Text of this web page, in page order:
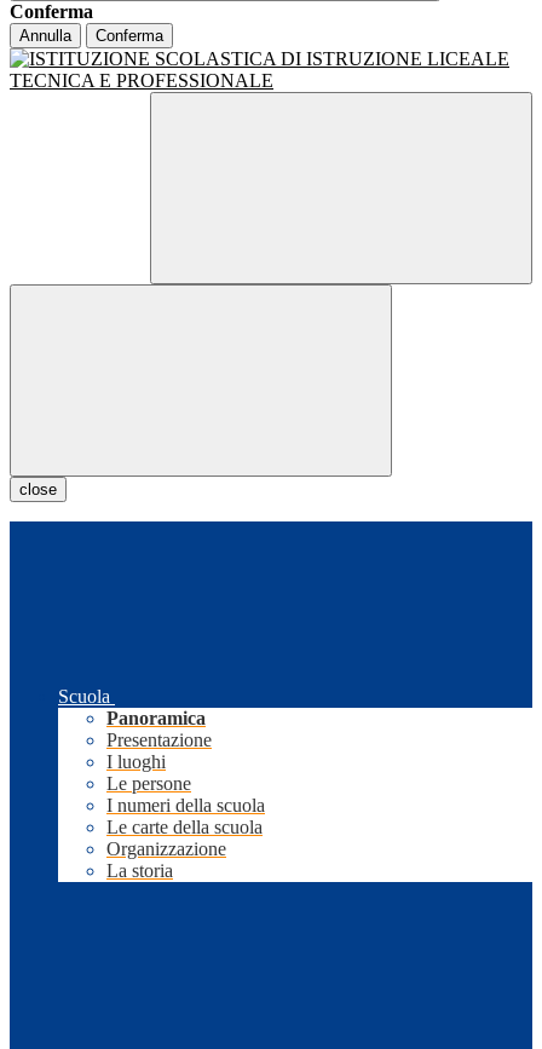
Conferma
Annulla Conferma
close
Scuola
Panoramica
Presentazione
I luoghi
Le persone
I numeri della scuola
Le carte della scuola
Organizzazione
La storia